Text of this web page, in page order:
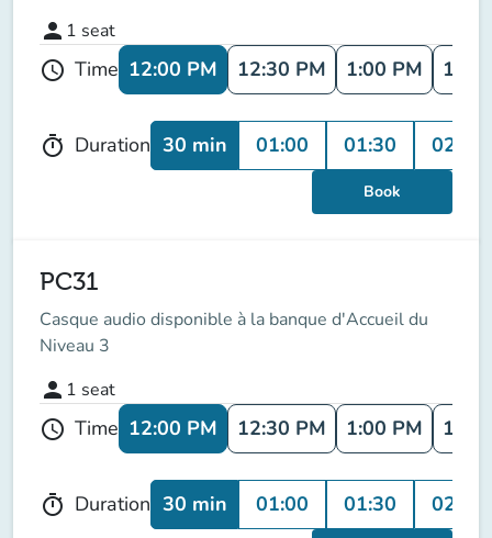
person 1 seat
schedule Time 12:00 PM 12:30 PM 1:00 PM 1:30
timer Duration 30 min 01:00 01:30 02:00
Book
PC31
Casque audio disponible à la banque d'Accueil du
Niveau 3
person 1 seat
schedule Time 12:00 PM 12:30 PM 1:00 PM 1:30
timer Duration 30 min 01:00 01:30 02:00